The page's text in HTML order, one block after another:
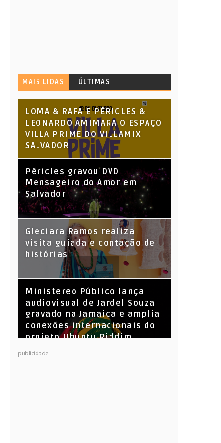
MAIS LIDAS ÚLTIMAS
LOMA & RAFA E PÉRICLES &
LEONARDO AMIMARA O ESPAÇO
VILLA PRIME DO VILLAMIX
SALVADOR
Péricles gravou DVD
Mensageiro do Amor em
Salvador
KL Jay (Racionais MC’s), DJ
Raíz e DJ Leandro Vitrola na
BIGSHAKE 14
Gleciara Ramos realiza
visita guiada e contação de
histórias
​Ministereo Público lança
audiovisual de Jardel Souza
gravado na Jamaica e amplia
conexões internacionais do
projeto Ubuntu Riddim
publicidade